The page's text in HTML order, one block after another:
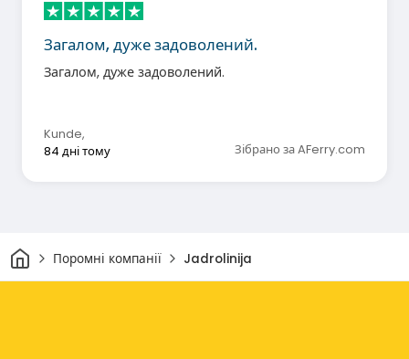
Загалом, дуже задоволений.
Загалом, дуже задоволений.
Kunde,
84 дні тому
Зібрано за AFerry.com
Дім Поромні компанії Jadrolinija